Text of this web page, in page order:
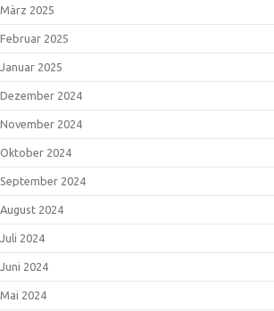
März 2025
Februar 2025
Januar 2025
Dezember 2024
November 2024
Oktober 2024
September 2024
August 2024
Juli 2024
Juni 2024
Mai 2024